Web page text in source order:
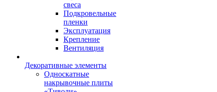
свеса
Подкровельные
пленки
Эксплуатация
Крепление
Вентиляция
Декоративные элементы
Односкатные
накрывочные плиты